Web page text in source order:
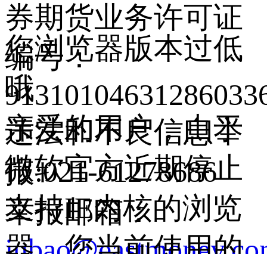
券期货业务许可证
编号：
违法和不良信息举
报:021-61278686
举报邮箱：
您浏览器版本过低
哦
亲爱的用户，由于
微软官方近期停止
支持IE内核的浏览